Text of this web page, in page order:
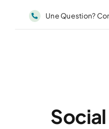
Une Question?